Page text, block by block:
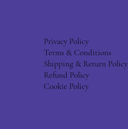
Privacy Policy
Terms & Conditions
Shipping & Return Policy
Refund Policy
Cookie Policy